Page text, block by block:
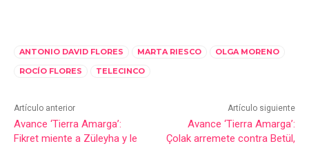
ANTONIO DAVID FLORES MARTA RIESCO
OLGA MORENO
ROCÍO FLORES
TELECINCO
Artículo anterior
Avance ‘Tierra Amarga’:
Fikret miente a Züleyha y le
Artículo siguiente
Avance ‘Tierra Amarga’:
Çolak arremete contra Betül,